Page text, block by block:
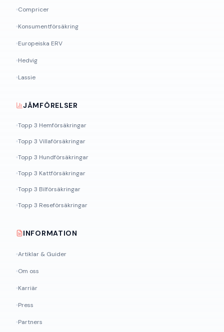
Compricer
Konsumentförsäkring
Europeiska ERV
Hedvig
Lassie
JÄMFÖRELSER
Topp 3 Hemförsäkringar
Topp 3 Villaförsäkringar
Topp 3 Hundförsäkringar
Topp 3 Kattförsäkringar
Topp 3 Bilförsäkringar
Topp 3 Reseförsäkringar
INFORMATION
Artiklar & Guider
Om oss
Karriär
Press
Partners